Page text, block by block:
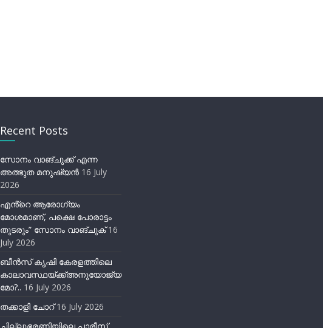
Recent Posts
സോനം വാങ്ചുക്ക് എന്ന
അത്ഭുത മനുഷ്യന്‍ 16 July
2026
എൻ്റെ ആരോഗ്യം
മോശമാണ്, പക്ഷെ പോരാട്ടം
തുടരും” സോനം വാങ്ചുക് 16
July 2026
ബീന്‍സ് കൃഷി കേരളത്തിലെ
കാലാവസ്ഥയ്ക്ക്അനുയോജ്യ
മോ?.. 16 July 2026
തക്കാളി ചോറ് 16 July 2026